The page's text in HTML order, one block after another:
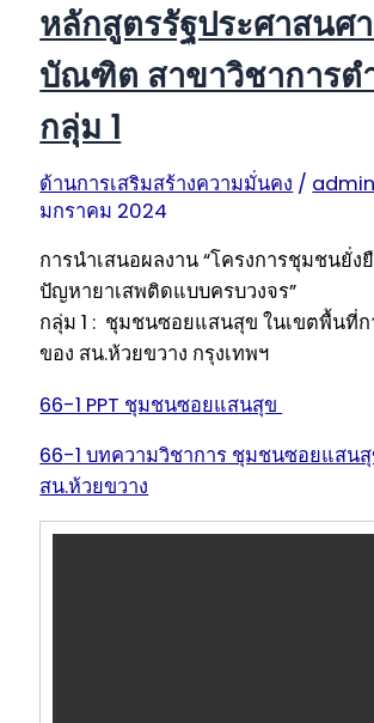
หลักสูตรรัฐประศาสนศ
บัณฑิต สาขาวิชาการต
กลุ่ม 1
ด้านการเสริมสร้างความมั่นคง /
มกราคม 2024
การนำเสนอผลงาน “โครงการชุมชนยั่ง
ปัญหายาเสพติดแบบครบวงจร”
กลุ่ม 1 : ชุมชนซอยแสนสุข ในเขตพื้นที่
ของ สน.ห้วยขวาง กรุงเทพฯ
66-1 PPT ชุมชนซอยแสนสุข
66-1 บทความวิชาการ ชุมชนซอยแสน
สน.ห้วยขวาง